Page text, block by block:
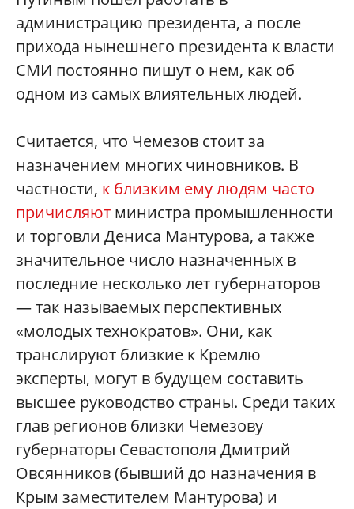
администрацию президента, а после
прихода нынешнего президента к власти
СМИ постоянно пишут о нем, как об
одном из самых влиятельных людей.
Считается, что Чемезов стоит за
назначением многих чиновников. В
частности, к близким ему людям часто
причисляют министра промышленности
и торговли Дениса Мантурова, а также
значительное число назначенных в
последние несколько лет губернаторов
— так называемых перспективных
«молодых технократов». Они, как
транслируют близкие к Кремлю
эксперты, могут в будущем составить
высшее руководство страны. Среди таких
глав регионов близки Чемезову
губернаторы Севастополя Дмитрий
Овсянников (бывший до назначения в
Крым заместителем Мантурова) и